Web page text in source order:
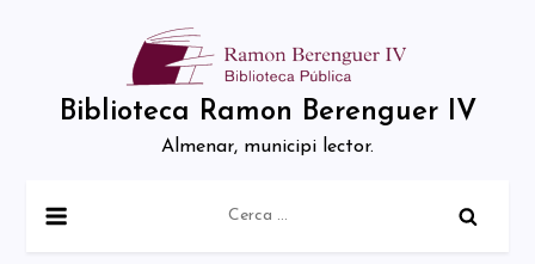
Biblioteca Ramon Berenguer IV
Almenar, municipi lector.